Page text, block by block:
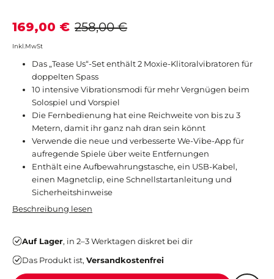
258,00 €
169,00 €
Inkl.MwSt
Das „Tease Us“-Set enthält 2 Moxie-Klitoralvibratoren für
doppelten Spass
10 intensive Vibrationsmodi für mehr Vergnügen beim
Solospiel und Vorspiel
Die Fernbedienung hat eine Reichweite von bis zu 3
Metern, damit ihr ganz nah dran sein könnt
Verwende die neue und verbesserte We-Vibe-App für
aufregende Spiele über weite Entfernungen
Enthält eine Aufbewahrungstasche, ein USB-Kabel,
einen Magnetclip, eine Schnellstartanleitung und
Sicherheitshinweise
Beschreibung lesen
Auf Lager, in 2–3 Werktagen diskret bei dir
Das Produkt ist, Versandkostenfrei